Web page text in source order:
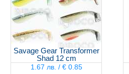
Savage Gear Transformer
Shad 12 cm
1.67 лв. / € 0.85